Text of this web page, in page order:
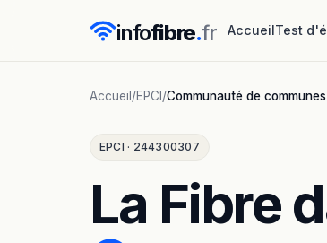
infofibre.fr AccueilTest
Accueil /EPCI /Communauté de
EPCI · 244300307
La Fibre